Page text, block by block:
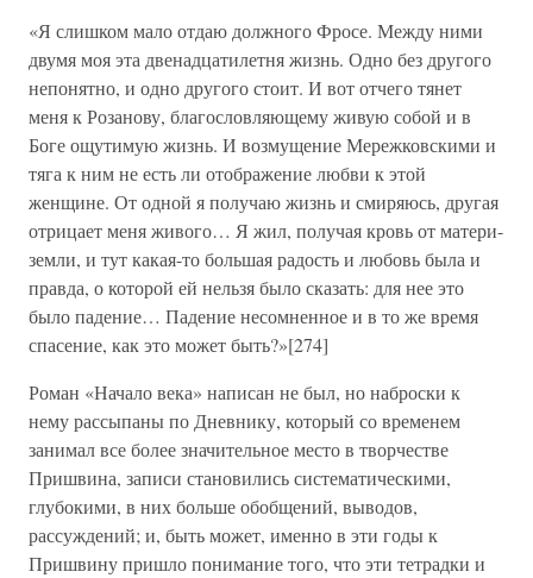
«Я слишком мало отдаю должного Фросе. Между ними
двумя моя эта двенадцатилетня жизнь. Одно без другого
непонятно, и одно другого стоит. И вот отчего тянет
меня к Розанову, благословляющему живую собой и в
Боге ощутимую жизнь. И возмущение Мережковскими и
тяга к ним не есть ли отображение любви к этой
женщине. От одной я получаю жизнь и смиряюсь, другая
отрицает меня живого… Я жил, получая кровь от матери-
земли, и тут какая-то большая радость и любовь была и
правда, о которой ей нельзя было сказать: для нее это
было падение… Падение несомненное и в то же время
спасение, как это может быть?»[274]
Роман «Начало века» написан не был, но наброски к
нему рассыпаны по Дневнику, который со временем
занимал все более значительное место в творчестве
Пришвина, записи становились систематическими,
глубокими, в них больше обобщений, выводов,
рассуждений; и, быть может, именно в эти годы к
Пришвину пришло понимание того, что эти тетрадки и